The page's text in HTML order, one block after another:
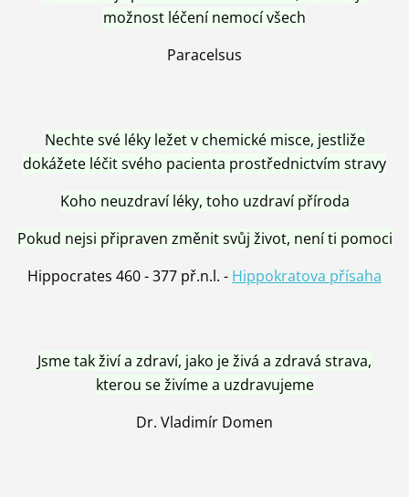
možnost léčení nemocí všech
Paracelsus
Nechte své léky ležet v chemické misce, jestliže
dokážete léčit svého pacienta prostřednictvím stravy
Koho neuzdraví léky, toho uzdraví příroda
Pokud nejsi připraven změnit svůj život, není ti pomoci
Hippocrates 460 - 377 př.n.l. - Hippokratova přísaha
Jsme tak živí a zdraví, jako je živá a zdravá strava,
kterou se živíme a uzdravujeme
Dr. Vladimír Domen